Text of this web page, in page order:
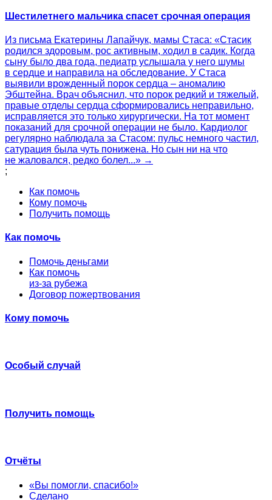
Шестилетнего мальчика спасет срочная операция
Из письма Екатерины Лапайчук, мамы Стаса: «Стасик
родился здоровым, рос активным, ходил в садик. Когда
сыну было два года, педиатр услышала у него шумы
в сердце и направила на обследование. У Стаса
выявили врожденный порок сердца – аномалию
Эбштейна. Врач объяснил, что порок редкий и тяжелый,
правые отделы сердца сформировались неправильно,
исправляется это только хирургически. На тот момент
показаний для срочной операции не было. Кардиолог
регулярно наблюдала за Стасом: пульс немного частил,
сатурация была чуть понижена. Но сын ни на что
не жаловался, редко болел...» →
;
Как помочь
Кому помочь
Получить помощь
Как помочь
Помочь деньгами
Как помочь
из-за рубежа
Договор пожертвования
Кому помочь
Особый случай
Получить помощь
Отчёты
«Вы помогли, спасибо!»
Сделано